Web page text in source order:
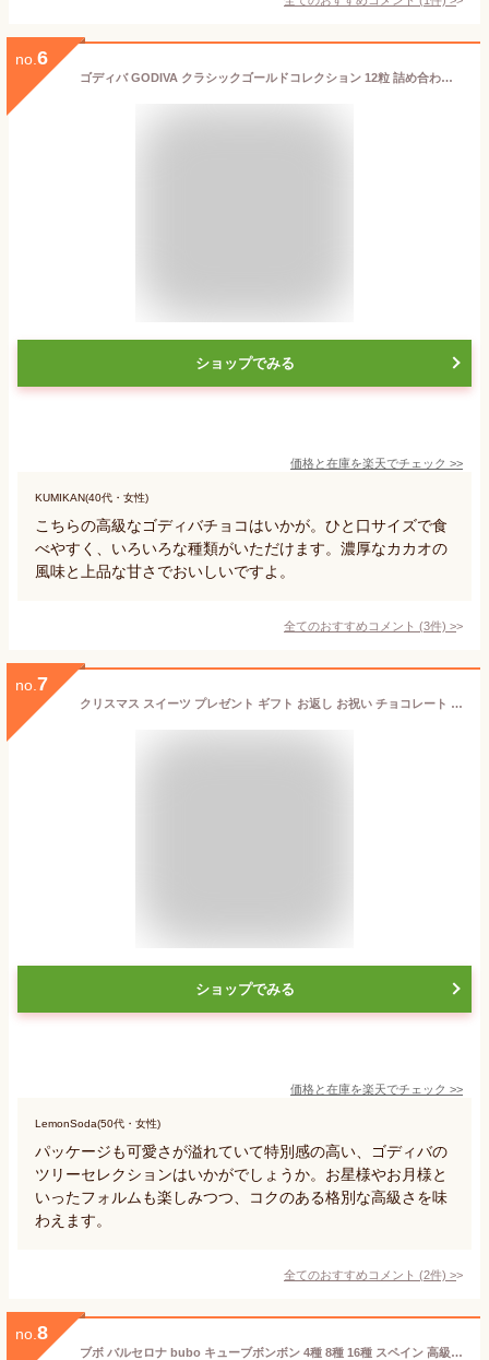
no. 6
ゴディバ GODIVA クラシックゴールドコレクション 12粒 詰め合わせ 手土産 クリスマス バレンタイン プレゼント プチギフト 送料無料 ▲ (sa)
ショップでみる
価格と在庫を楽天でチェック >>
KUMIKAN(40代・女性)
こちらの高級なゴディバチョコはいかが。ひと口サイズで食
べやすく、いろいろな種類がいただけます。濃厚なカカオの
風味と上品な甘さでおいしいですよ。
全てのおすすめコメント (3件) >
no. 7
クリスマス スイーツ プレゼント ギフト お返し お祝い チョコレート ゴディバ (GODIVA) ゴディバ 星降る森のクリスマス ツリー セレクション（10粒入）
ショップでみる
価格と在庫を楽天でチェック >>
LemonSoda(50代・女性)
パッケージも可愛さが溢れていて特別感の高い、ゴディバの
ツリーセレクションはいかがでしょうか。お星様やお月様と
いったフォルムも楽しみつつ、コクのある格別な高級さを味
わえます。
全てのおすすめコメント (2件) >
no. 8
ブボ バルセロナ bubo キューブボンボン 4種 8種 16種 スペイン 高級チョコレート 母の日ギフト